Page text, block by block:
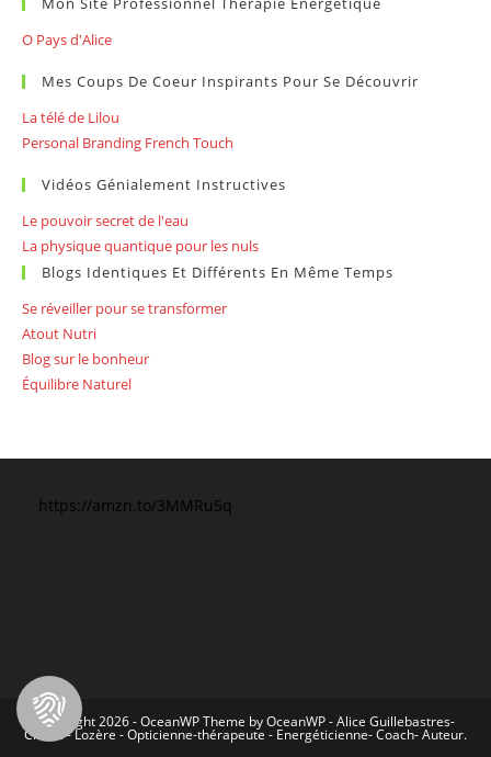
O Pays d'Alice
Mes Coups De Coeur Inspirants Pour Se Découvrir
La télé de Lilou
Personal Branding French Touch
Vidéos Génialement Instructives
Le pouvoir secret de l'eau
La physique quantique pour les nuls
Blogs Identiques Et Différents En Même Temps
Se réveiller pour se transformer
Atout Nutri
Blog sur le bonheur
Équilibre Naturel
https://amzn.to/3MMRu5q
Copyright 2026 - OceanWP Theme by OceanWP - Alice Guillebastres-
Chirac - Lozère - Opticienne-thérapeute - Energéticienne- Coach- Auteur.